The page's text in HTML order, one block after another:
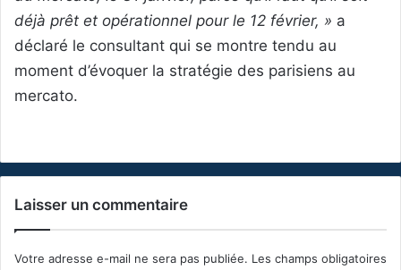
déjà prêt et opérationnel pour le 12 février, » a
déclaré le consultant qui se montre tendu au
moment d’évoquer la stratégie des parisiens au
mercato.
Laisser un commentaire
Votre adresse e-mail ne sera pas publiée. Les champs obligatoires